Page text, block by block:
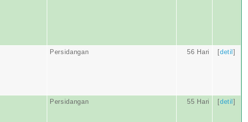
Persidangan 56 Hari [detil]
Persidangan 55 Hari [detil]